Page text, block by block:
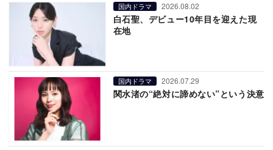
国内ドラマ 2026.08.02
白石聖、デビュー10年目を迎えた現
在地
国内ドラマ 2026.07.29
関水渚の“絶対に諦めない”という決意